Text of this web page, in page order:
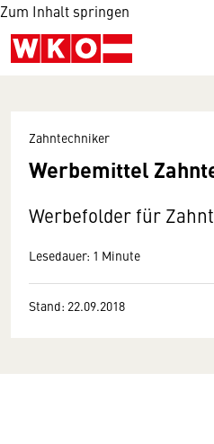
Zum Inhalt springen
Zahntechniker
Werbemittel
Werbefolder für
Lesedauer: 1 Minute
Stand: 22.09.2018